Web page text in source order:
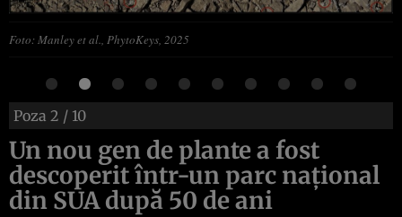
Foto: Manley et al., PhytoKeys, 2025
Poza 2 / 10
Un nou gen de plante a fost
descoperit într-un parc național
din SUA după 50 de ani